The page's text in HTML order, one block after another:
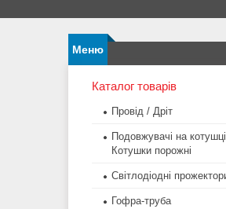
Каталог товарів
Провід / Дріт
Подовжувачі на
Котушки порожні
Світлодіодні
Гофра-труба